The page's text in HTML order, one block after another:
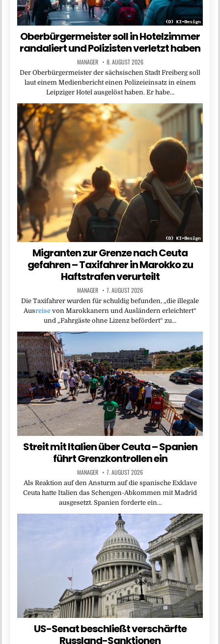
Oberbürgermeister soll in Hotelzimmer
randaliert und Polizisten verletzt haben
MANAGER 8. AUGUST 2026
Der Oberbürgermeister der sächsischen Stadt Freiberg soll
laut einem Medienbericht einen Polizeieinsatz in einem
Leipziger Hotel ausgelöst haben. Er habe…
Migranten zur Grenze nach Ceuta
gefahren – Taxifahrer in Marokko zu
Haftstrafen verurteilt
MANAGER 7. AUGUST 2026
Die Taxifahrer wurden für schuldig befunden, „die illegale
Ausreise von Marokkanern und Ausländern erleichtert“
und „Fahrgäste ohne Lizenz befördert“ zu…
Streit mit Italien über Ceuta – Spanien
führt Grenzkontrollen ein
MANAGER 7. AUGUST 2026
Als Reaktion auf den Ansturm auf die spanische Exklave
Ceuta hatte Italien das Schengen-Abkommen mit Madrid
ausgesetzt. Spanien forderte ein…
US-Senat beschließt verschärfte
Russland-Sanktionen